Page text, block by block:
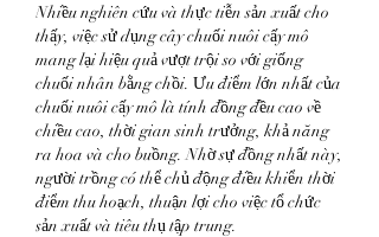
Nhiều nghiên cứu và thực tiễn sản xuất cho
thấy, việc sử dụng cây chuối nuôi cấy mô
mang lại hiệu quả vượt trội so với giống
chuối nhân bằng chồi. Ưu điểm lớn nhất của
chuối nuôi cấy mô là tính đồng đều cao về
chiều cao, thời gian sinh trưởng, khả năng
ra hoa và cho buồng. Nhờ sự đồng nhất này,
người trồng có thể chủ động điều khiển thời
điểm thu hoạch, thuận lợi cho việc tổ chức
sản xuất và tiêu thụ tập trung.